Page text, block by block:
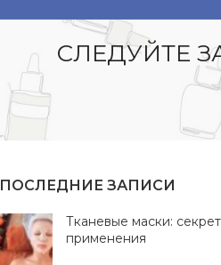
СЛЕДУЙТЕ
ПОСЛЕДНИЕ ЗАПИСИ
Тканевые маски:
применения